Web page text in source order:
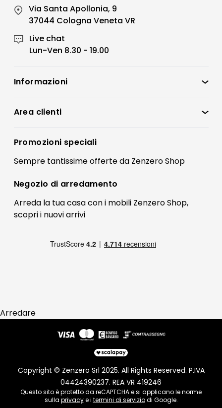
Via Santa Apollonia, 9
37044 Cologna Veneta VR
Live chat
Lun-Ven 8.30 - 19.00
Informazioni
Condizioni di vendita
Preferenze Cookies
Termini e condizioni
Contatti
FAQ
Pagamenti
Area clienti
Registrati
Il mio account
Promozioni speciali
Sempre tantissimeofferteda Zenzero Shop
Negozio di arredamento
Arreda la tua casa con i mobili Zenzero Shop,
scopri i nuovi arrivi
Arredare
Copyright © Zenzero Srl 2025. All Rights Reserved. P.IVA
04424390237. REA VR 419246
Questo sito è protetto da reCAPTCHA e si applicano le norme
sulla privacye i termini di serviziodi Google.